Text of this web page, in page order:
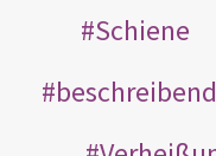
Schiene
beschreibend